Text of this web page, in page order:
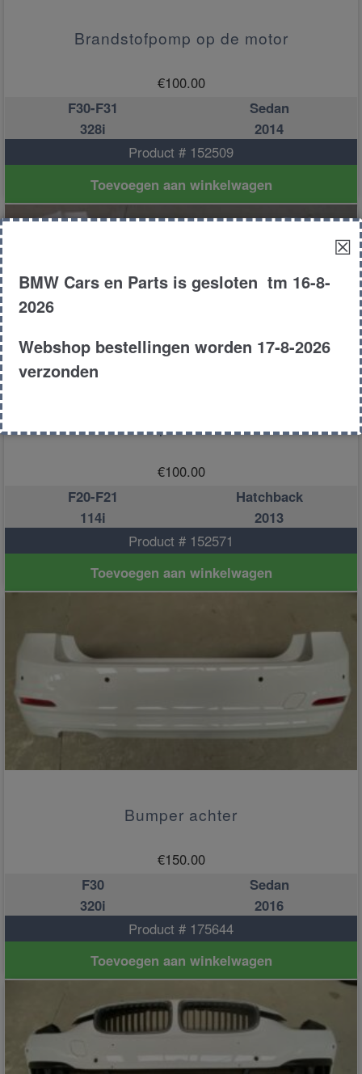
Brandstofpomp op de motor
€100.00
F30-F31
Sedan
328i
2014
Product # 152509
Toevoegen aan winkelwagen
Bumper achter
€100.00
F20-F21
Hatchback
114i
2013
Product # 152571
Toevoegen aan winkelwagen
Bumper achter
€150.00
F30
Sedan
320i
2016
Product # 175644
Toevoegen aan winkelwagen
☒
BMW Cars en Parts is gesloten tm 16-8-
2026
Webshop bestellingen worden 17-8-2026
verzonden